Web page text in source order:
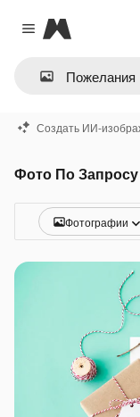
Close menu
Magnific
Создать ИИ-
Фото По
Фотографии